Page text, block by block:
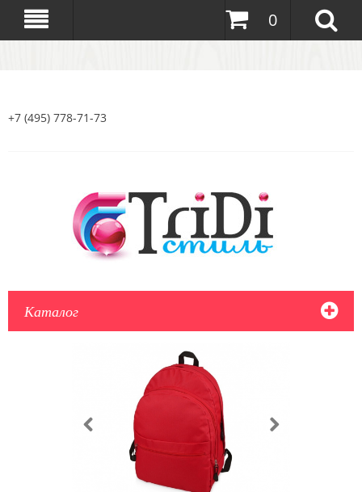
0
+7 (495) 778-71-73
Каталог